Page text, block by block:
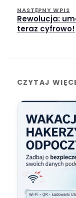
NASTĘPNY WPIS
Rewolucja:
teraz cyfrowo!
CZYTAJ